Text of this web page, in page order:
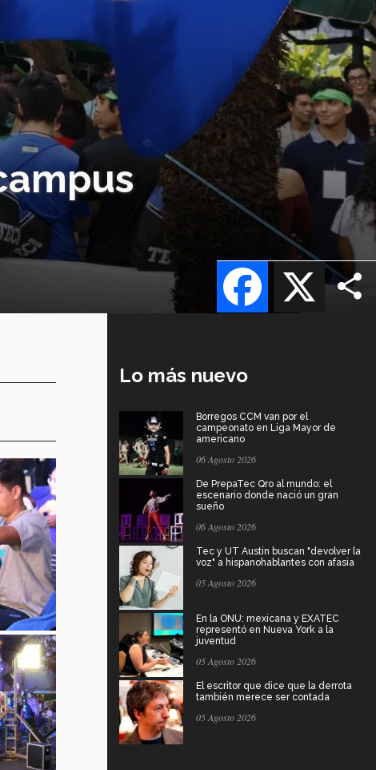
X
Facebook
Lo más nuevo
Borregos CCM van por el
campeonato en Liga Mayor de
americano
06 Agosto 2026
De PrepaTec Qro al mundo: el
escenario donde nació un gran
sueño
06 Agosto 2026
Tec y UT Austin buscan "devolver la
voz" a hispanohablantes con afasia
05 Agosto 2026
En la ONU: mexicana y EXATEC
representó en Nueva York a la
juventud
05 Agosto 2026
El escritor que dice que la derrota
también merece ser contada
05 Agosto 2026